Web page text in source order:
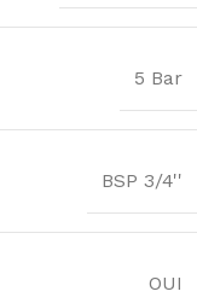
5 Bar
BSP 3/4''
OUI